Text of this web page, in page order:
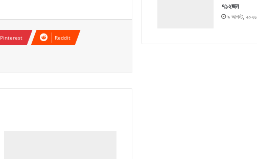
Pinterest Reddit
৭১২জন
৯ আগস্ট, ২০২৬